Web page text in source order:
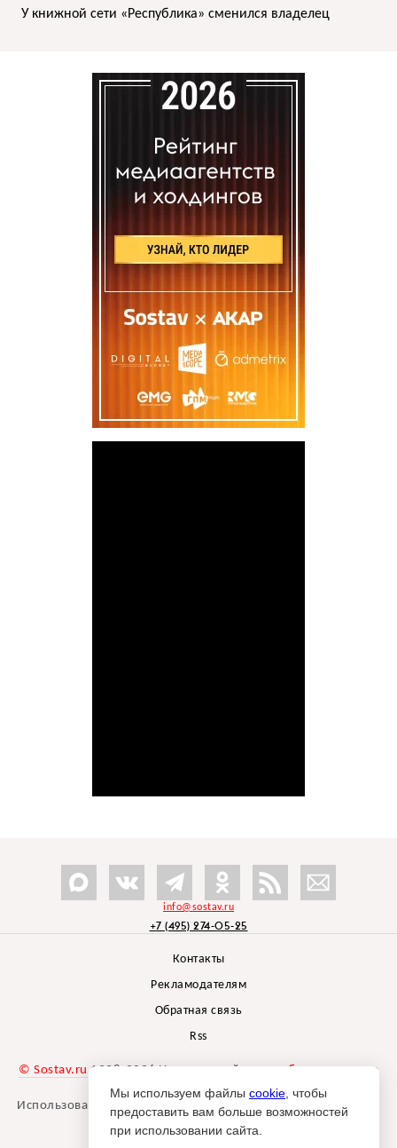
У книжной сети «Республика» сменился владелец
info@sostav.ru
+7 (495) 274-05-25
Контакты
Рекламодателям
Обратная связь
Rss
© Sostav.ru 1998-2026 Независимый проектбрендингового
агентства Depot
Использование материалов Sostav.ru допустимо только при
указании источника.
Мы используем файлы cookie , чтобы
предоставить вам больше возможностей
при использовании сайта.